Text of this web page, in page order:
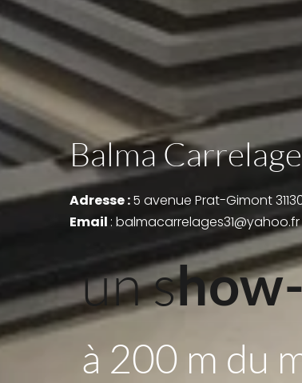
Balma
Adresse : 5 avenue Prat-Gimont
Email : balmacarrelages31@yahoo.fr
un s
à 200 m du